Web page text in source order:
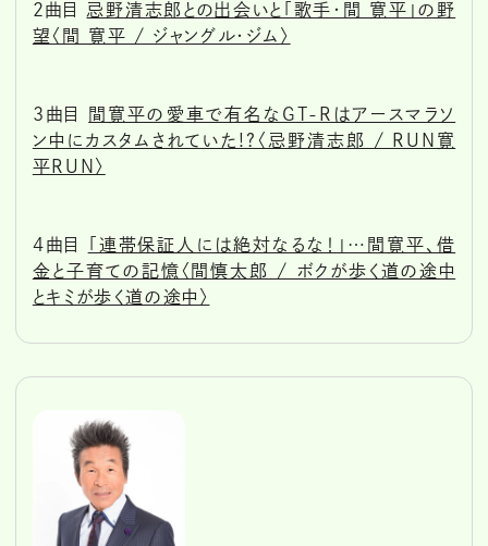
2曲目 忌野清志郎との出会いと「歌手・間 寛平」の野
望〈間 寛平 / ジャングル・ジム〉
3曲目
間寛平の愛車で有名なGT-Rはアースマラソ
ン中にカスタムされていた!?〈忌野清志郎 / RUN寛
平RUN〉
4曲目
「連帯保証人には絶対なるな！」…間寛平、借
金と子育ての記憶〈間慎太郎 / ボクが歩く道の途中
とキミが歩く道の途中〉